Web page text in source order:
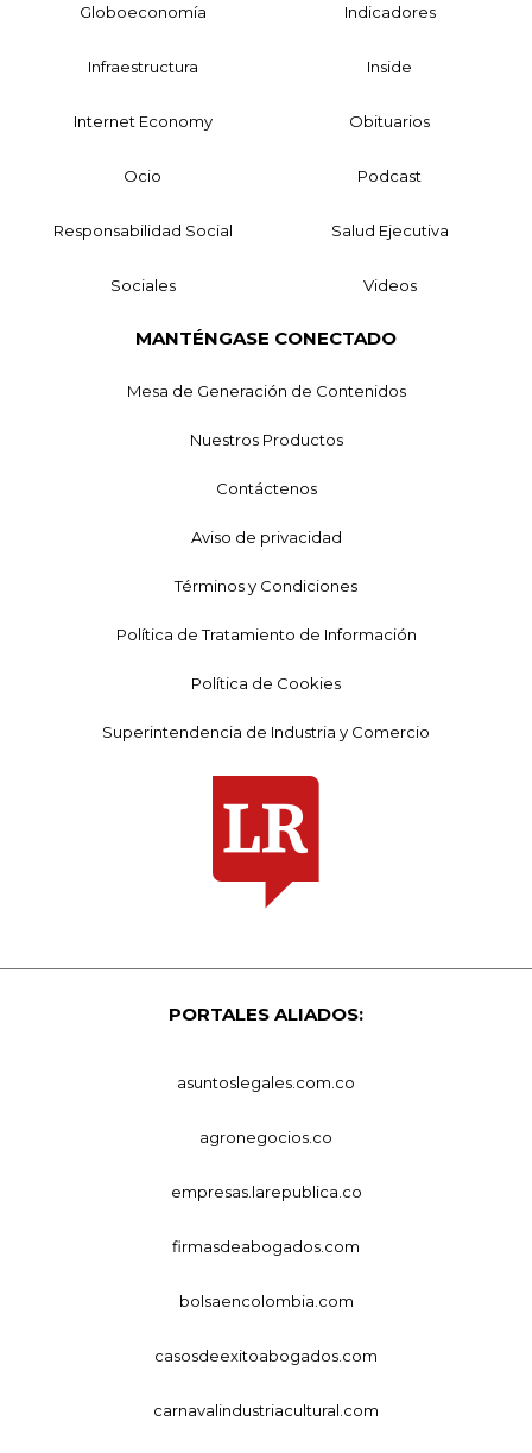
Globoeconomía Indicadores
Infraestructura Inside
Internet Economy Obituarios
Ocio Podcast
Responsabilidad Social Salud Ejecutiva
Sociales Videos
MANTÉNGASE CONECTADO
Mesa de Generación de Contenidos
Nuestros Productos
Contáctenos
Aviso de privacidad
Términos y Condiciones
Política de Tratamiento de Información
Política de Cookies
Superintendencia de Industria y Comercio
PORTALES ALIADOS:
asuntoslegales.com.co
agronegocios.co
empresas.larepublica.co
firmasdeabogados.com
bolsaencolombia.com
casosdeexitoabogados.com
carnavalindustriacultural.com